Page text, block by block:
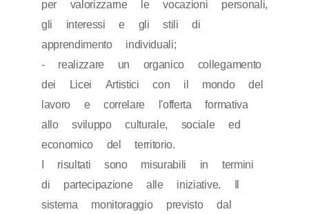
per valorizzarne le vocazioni personali,
gli interessi e gli stili di
apprendimento individuali;
- realizzare un organico collegamento
dei Licei Artistici con il mondo del
lavoro e correlare l'offerta formativa
allo sviluppo culturale, sociale ed
economico del territorio.
I risultati sono misurabili in termini
di partecipazione alle iniziative. Il
sistema monitoraggio previsto dal